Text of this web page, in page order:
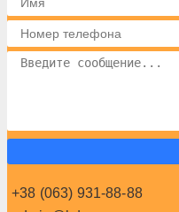
Videx
Китай
Кульова блискавка
Латек
+38 (063) 931-88-88